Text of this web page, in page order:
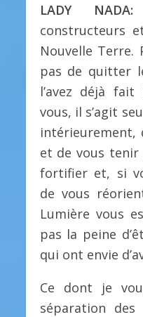
LADY NADA:
constructeurs
Nouvelle Terre.
pas de quitter
l’avez déjà
vous, il s’agit
intérieurement,
et de vous tenir
fortifier et, si
de vous
Lumière vous
pas la peine
qui ont envie
Ce dont je
séparation